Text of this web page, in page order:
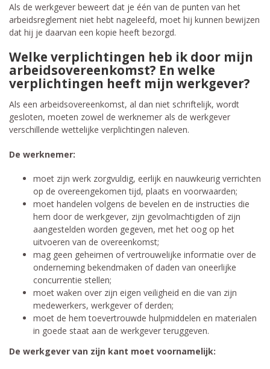
Als de werkgever beweert dat je één van de punten van het
arbeidsreglement niet hebt nageleefd, moet hij kunnen bewijzen
dat hij je daarvan een kopie heeft bezorgd.
Welke verplichtingen heb ik door mijn
arbeidsovereenkomst? En welke
verplichtingen heeft mijn werkgever?
Als een arbeidsovereenkomst, al dan niet schriftelijk, wordt
gesloten, moeten zowel de werknemer als de werkgever
verschillende wettelijke verplichtingen naleven.
De werknemer:
moet zijn werk zorgvuldig, eerlijk en nauwkeurig verrichten
op de overeengekomen tijd, plaats en voorwaarden;
moet handelen volgens de bevelen en de instructies die
hem door de werkgever, zijn gevolmachtigden of zijn
aangestelden worden gegeven, met het oog op het
uitvoeren van de overeenkomst;
mag geen geheimen of vertrouwelijke informatie over de
onderneming bekendmaken of daden van oneerlijke
concurrentie stellen;
moet waken over zijn eigen veiligheid en die van zijn
medewerkers, werkgever of derden;
moet de hem toevertrouwde hulpmiddelen en materialen
in goede staat aan de werkgever teruggeven.
De werkgever van zijn kant moet voornamelijk: